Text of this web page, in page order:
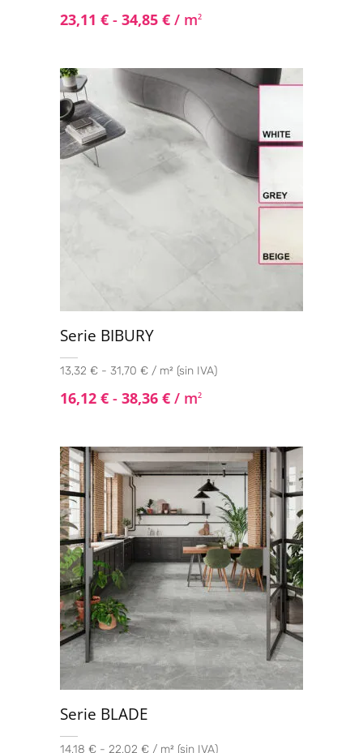
23,11 € - 34,85 € / m2
Serie BIBURY
13,32 € - 31,70 € / m² (sin IVA)
16,12 € - 38,36 € / m2
Serie BLADE
14,18 € - 22,02 € / m² (sin IVA)